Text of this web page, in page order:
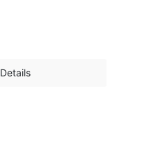
Details